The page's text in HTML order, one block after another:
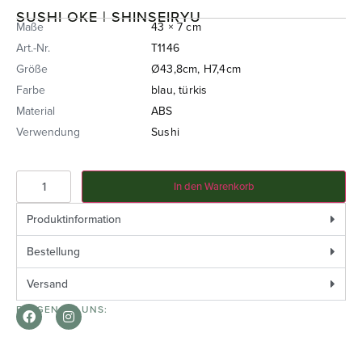
SUSHI OKE | SHINSEIRYU
Maße
43 × 7 cm
Art.-Nr.
T1146
Größe
Ø43,8cm, H7,4cm
Farbe
blau, türkis
Material
ABS
Verwendung
Sushi
In den Warenkorb
Produktinformation
Bestellung
Versand
FOLGEN SIE UNS: